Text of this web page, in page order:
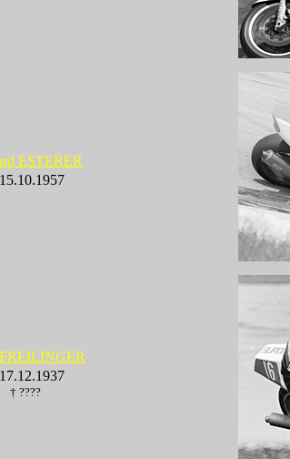
ESTERER
15.10.1957
17.12.1937
† ????